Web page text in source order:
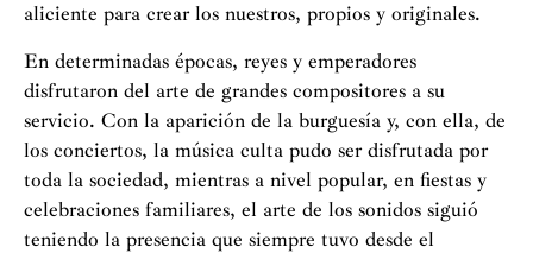
aliciente para crear los nuestros, propios y originales.
En determinadas épocas, reyes y emperadores
disfrutaron del arte de grandes compositores a su
servicio. Con la aparición de la burguesía y, con ella, de
los conciertos, la música culta pudo ser disfrutada por
toda la sociedad, mientras a nivel popular, en fiestas y
celebraciones familiares, el arte de los sonidos siguió
teniendo la presencia que siempre tuvo desde el